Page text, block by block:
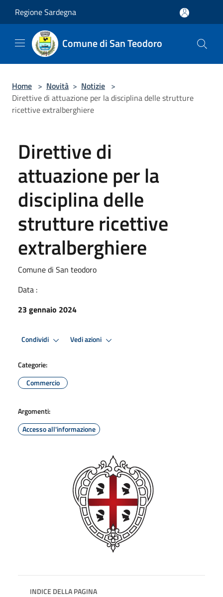
Regione Sardegna
Comune di San Teodoro
Home > Novità > Notizie >
Direttive di attuazione per la disciplina delle strutture
ricettive extralberghiere
Direttive di
attuazione per la
disciplina delle
strutture ricettive
extralberghiere
Comune di San teodoro
Data :
23 gennaio 2024
Condividi Vedi azioni
Categorie:
Commercio
Argomenti:
Accesso all'informazione
INDICE DELLA PAGINA